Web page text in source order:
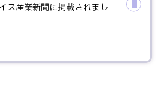
ス産業新聞に掲載されまし